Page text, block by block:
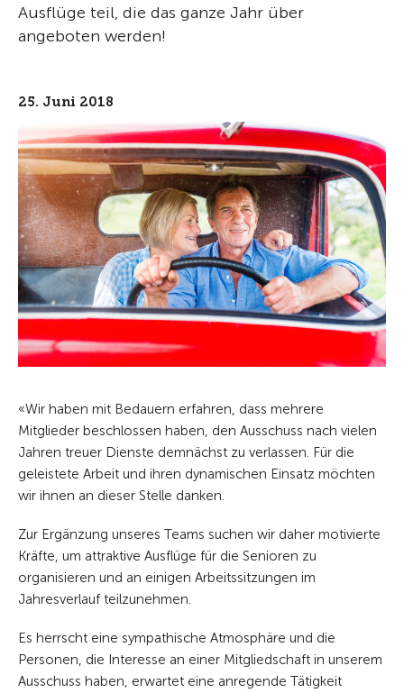
Ausflüge teil, die das ganze Jahr über
angeboten werden!
25. Juni 2018
«Wir haben mit Bedauern erfahren, dass mehrere
Mitglieder beschlossen haben, den Ausschuss nach vielen
Jahren treuer Dienste demnächst zu verlassen. Für die
geleistete Arbeit und ihren dynamischen Einsatz möchten
wir ihnen an dieser Stelle danken.
Zur Ergänzung unseres Teams suchen wir daher motivierte
Kräfte, um attraktive Ausflüge für die Senioren zu
organisieren und an einigen Arbeitssitzungen im
Jahresverlauf teilzunehmen.
Es herrscht eine sympathische Atmosphäre und die
Personen, die Interesse an einer Mitgliedschaft in unserem
Ausschuss haben, erwartet eine anregende Tätigkeit